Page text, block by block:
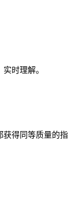
时理解。
获得同等质量的指